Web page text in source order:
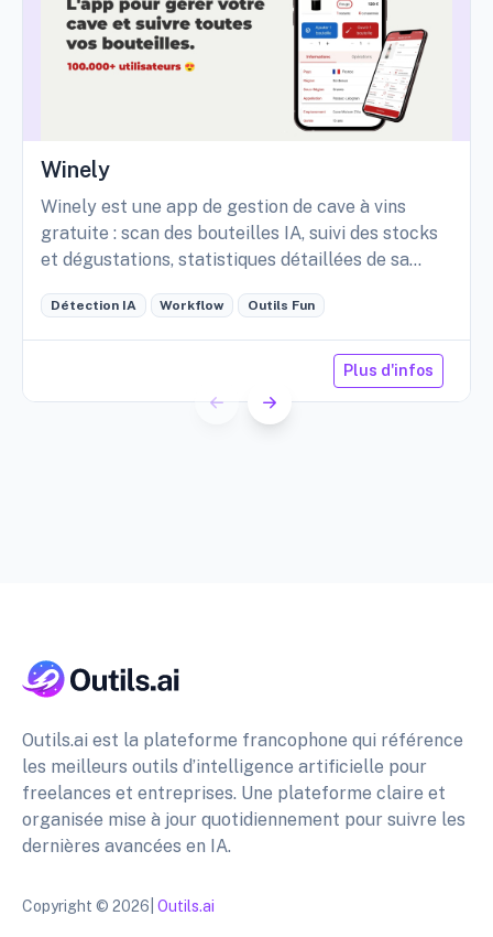
Winely
Winely est une app de gestion de cave à vins
gratuite : scan des bouteilles IA, suivi des stocks
et dégustations, statistiques détaillées de sa
Détection IA Workflow Outils Fun
Plus d'infos
Outils.ai est la plateforme francophone qui référence
les meilleurs outils d’intelligence artificielle pour
freelances et entreprises. Une plateforme claire et
organisée mise à jour quotidiennement pour suivre les
dernières avancées en IA.
Copyright © 2026| Outils.ai